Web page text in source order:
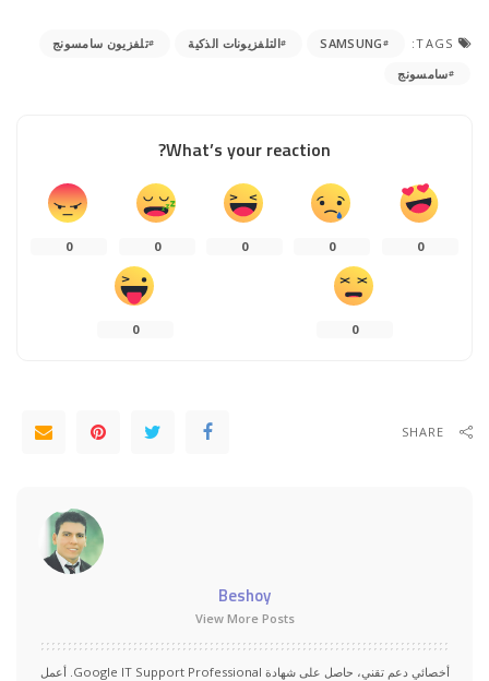
TAGS:
SAMSUNG التلفزيونات الذكية
تلفزيون سامسونج
سامسونج
What’s your reaction?
0
0
0
0
0
0
0
SHARE
Beshoy
View More Posts
أخصائي دعم تقني، حاصل على شهادة Google IT Support Professional. أعمل